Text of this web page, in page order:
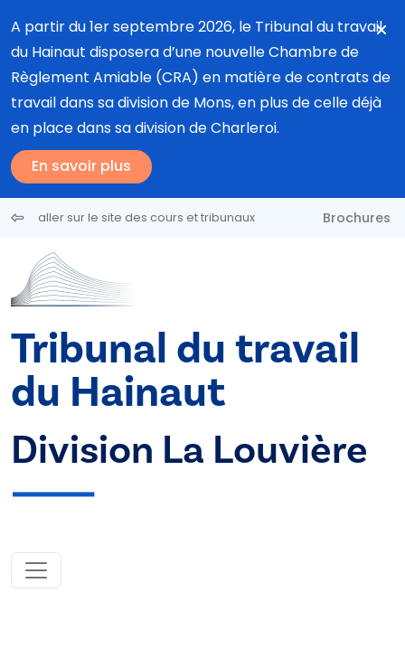
A partir du 1er septembre 2026, le Tribunal du travail
du Hainaut disposera d’une nouvelle Chambre de
Règlement Amiable (CRA) en matière de contrats de
travail dans sa division de Mons, en plus de celle déjà
en place dans sa division de Charleroi.
En savoir plus
aller sur le site des cours et tribunaux Brochures
Tribunal du travail
du Hainaut
Division La Louvière